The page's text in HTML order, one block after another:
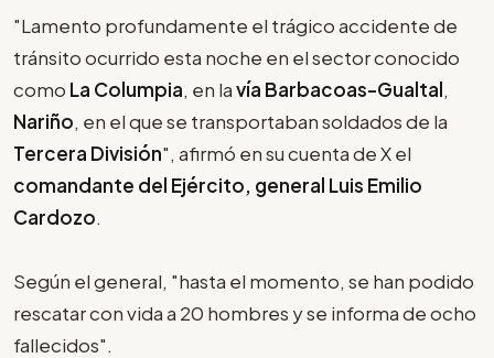
"Lamento profundamente el trágico accidente de
tránsito ocurrido esta noche en el sector conocido
como La Columpia, en lavía Barbacoas-Gualtal,
Nariño, en el que se transportaban soldados de la
Tercera División", afirmó en su cuenta de X el
comandante del Ejército, general Luis Emilio
Cardozo.
Según el general, "hasta el momento, se han podido
rescatar con vida a 20 hombres y se informa de ocho
fallecidos".